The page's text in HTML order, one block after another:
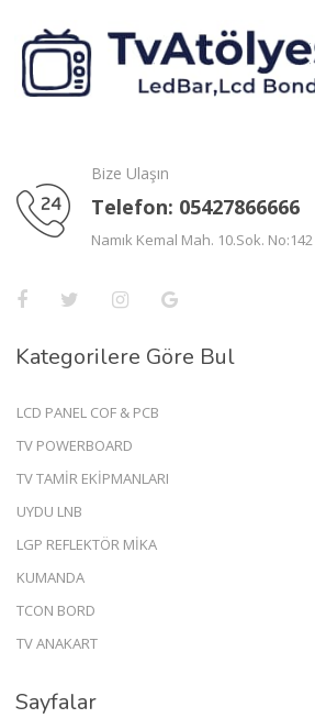
Bize Ulaşın
Telefon: 05427866666
Namık Kemal Mah. 10.Sok.
Kategorilere Göre Bul
LCD PANEL COF & PCB
TV POWERBOARD
TV TAMİR EKİPMANLARI
UYDU LNB
LGP REFLEKTÖR MİKA
KUMANDA
TCON BORD
TV ANAKART
Sayfalar